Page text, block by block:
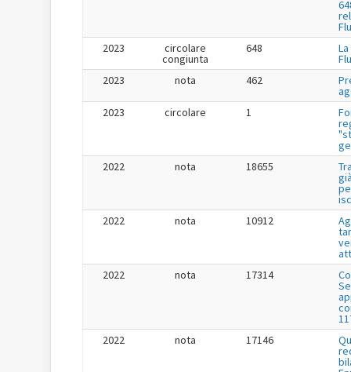
2023
circolare
congiunta
648
2023
nota 462
2023
circolare 1
2022
nota 18655
2022
nota 10912
2022
nota 17314
2022
nota 17146